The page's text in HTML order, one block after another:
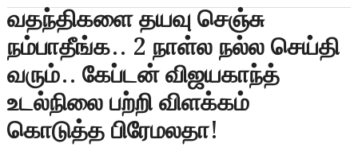
o
வதந்திகளை தயவு செஞ்சு
நம்பாதீங்க.. 2 நாள்ல நல்ல செய்தி
வரும்.. கேப்டன் விஜயகாந்த்
உடல்நிலை பற்றி விளக்கம்
கொடுத்த பிரேமலதா!